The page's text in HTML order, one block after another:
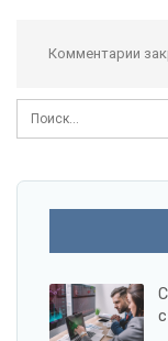
Комментарии